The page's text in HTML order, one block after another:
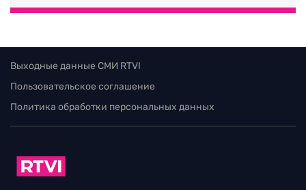
Выходные данные СМИ RTVI
Пользовательское соглашение
Политика обработки персональных данных